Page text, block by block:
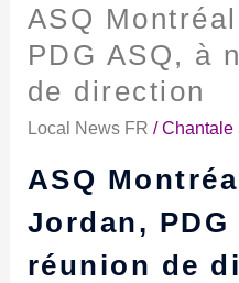
ASQ
PDG ASQ, à
de direction
Local News FR /Chantale
ASQ
Jordan,
réunion de
ASQ
Montréal
–
Ann
Jordan,
ASQ,
notre
réunion